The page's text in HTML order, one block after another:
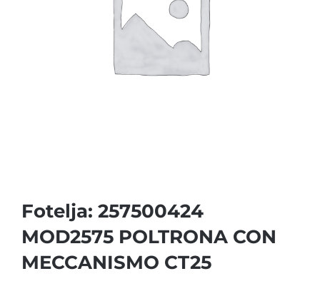
Fotelja: 257500424
MOD2575 POLTRONA CON
MECCANISMO CT25